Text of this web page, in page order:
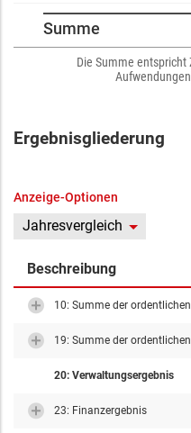
Summe
Die Summe
Ergebnisgliederung
Anzeige-Optionen
Jahresvergleich
Beschreibung
10: Summe der
19: Summe der
20: Verwaltungsergebnis
23: Finanzergebnis